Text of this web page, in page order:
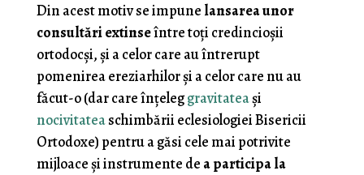
Din acest motiv se impune lansarea unor
consultări extinseîntre toţi credincioşii
ortodocşi, şi a celor care au întrerupt
pomenirea ereziarhilor şi a celor care nu au
făcut-o (dar care înţeleggravitateaşi
nocivitateaschimbării eclesiologiei Bisericii
Ortodoxe) pentru a găsi cele mai potrivite
mijloace şi instrumente de a participa la